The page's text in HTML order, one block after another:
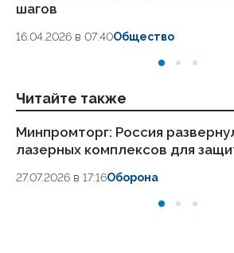
шагов
16.04.2026 в 07:40Общество
Читайте также
Минпромторг: Россия
лазерных комплексов для
27.07.2026 в 17:16Оборона